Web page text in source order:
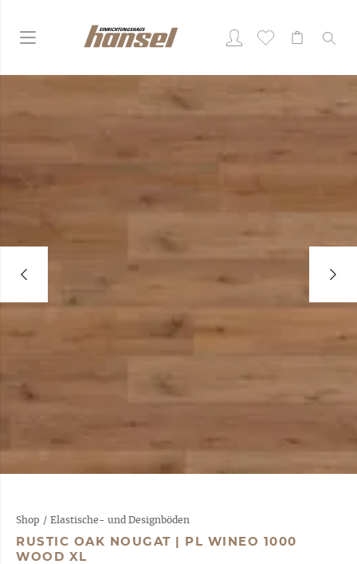
Shop / Elastische- und Designböden
RUSTIC OAK NOUGAT | PL WINEO 1000
WOOD XL